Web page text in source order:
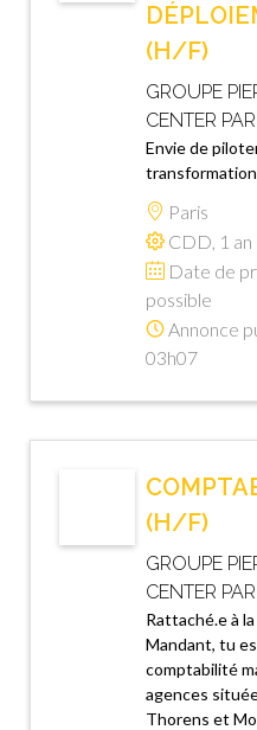
(H/F)
GROUPE
CENTER
Envie de
Paris
CDD, 1 an
Date de
possible
Annonce
03h07
(H/F)
GROUPE
CENTER
Rattaché.e à
Mandant, tu
comptabilité
agences
Thorens et